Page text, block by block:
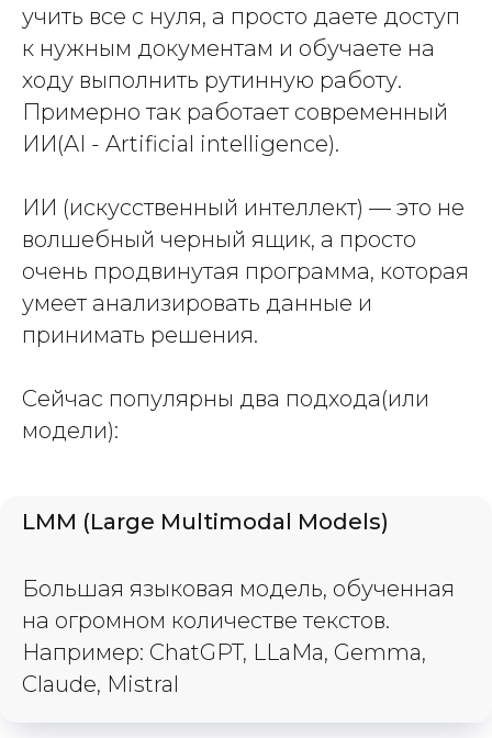
учить все с нуля, а просто даете доступ
к нужным документам и обучаете на
ходу выполнить рутинную работу.
Примерно так работает современный
ИИ(AI - Artificial intelligence).
ИИ (искусственный интеллект) — это не
волшебный черный ящик, а просто
очень продвинутая программа, которая
умеет анализировать данные и
принимать решения.
Сейчас популярны два подхода(или
модели):
LMM (Large Multimodal Models)
Большая языковая модель, обученная
на огромном количестве текстов.
Например: ChatGPT, LLaMa, Gemma,
Claude, Mistral